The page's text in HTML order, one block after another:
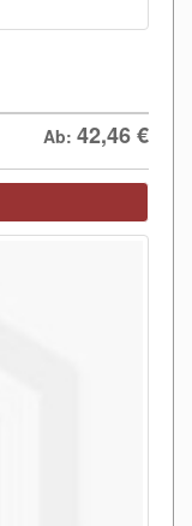
Ab: 42,46€